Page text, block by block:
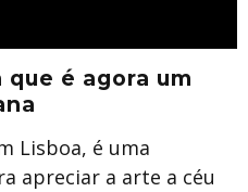
é agora um
Lisboa, é uma
apreciar a arte a céu